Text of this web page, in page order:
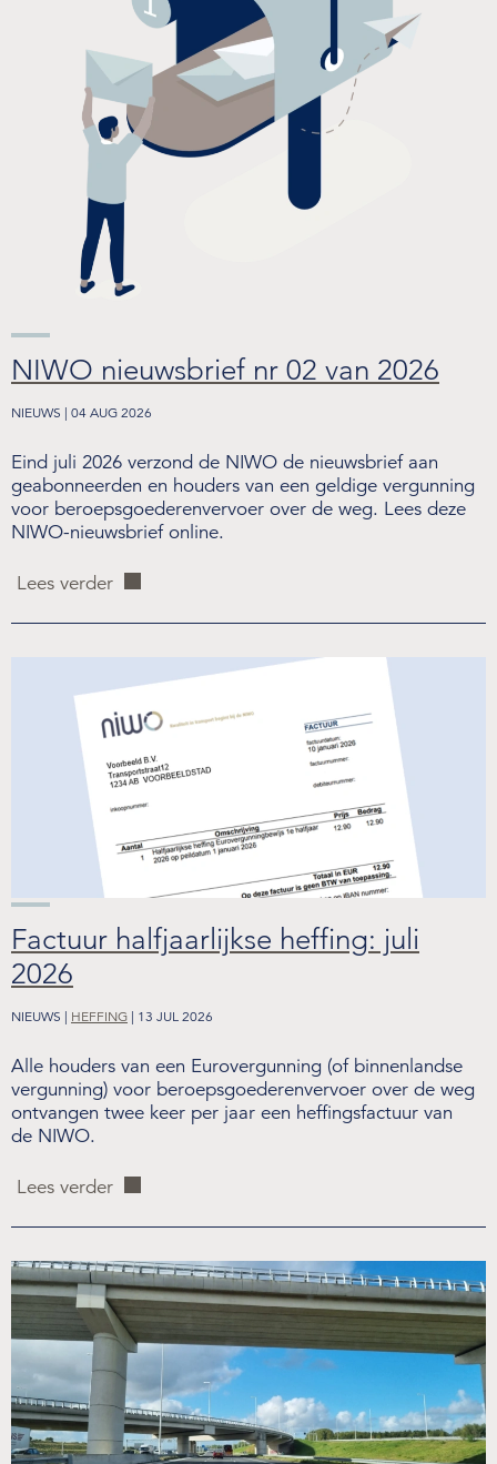
NIWO nieuwsbrief nr 02 van 2026
NIEUWS | 04 AUG 2026
Eind juli 2026 verzond de NIWO de nieuwsbrief aan
geabonneerden en houders van een geldige vergunning
voor beroepsgoederenvervoer over de weg. Lees deze
NIWO-nieuwsbrief online.
Lees verder
Factuur halfjaarlijkse heffing: juli
2026
NIEUWS | HEFFING | 13 JUL 2026
Alle houders van een Eurovergunning (of binnenlandse
vergunning) voor beroepsgoederenvervoer over de weg
ontvangen twee keer per jaar een heffingsfactuur van
de NIWO.
Lees verder